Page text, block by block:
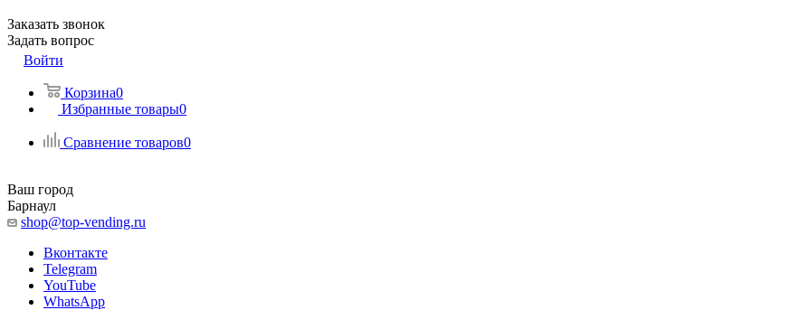
Заказать звонок
Задать вопрос
Войти
Корзина0
Избранные товары0
Сравнение товаров0
Ваш город
Барнаул
shop@top-vending.ru
Вконтакте
Telegram
YouTube
WhatsApp